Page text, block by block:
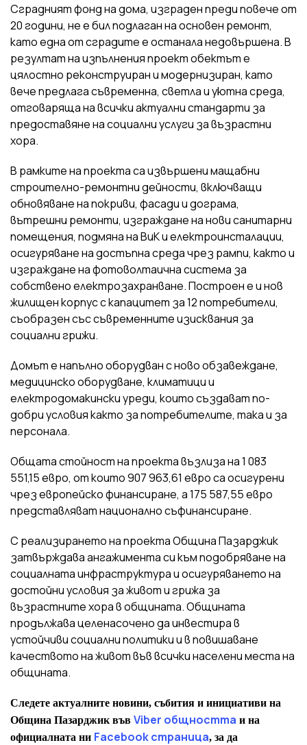
Сградният фонд на дома, изграден преди повече от
20 години, не е бил подлаган на основен ремонт,
като една от сградите е останала недовършена. В
резултат на изпълнения проект обектът е
цялостно реконструиран и модернизиран, като
вече предлага съвременна, светла и уютна среда,
отговаряща на всички актуални стандарти за
предоставяне на социални услуги за възрастни
хора.
В рамките на проекта са извършени мащабни
строително-ремонтни дейности, включващи
обновяване на покриви, фасади и дограма,
вътрешни ремонти, изграждане на нови санитарни
помещения, подмяна на ВиК и електроинсталации,
осигуряване на достъпна среда чрез рампи, както и
изграждане на фотоволтаична система за
собствено електрозахранване. Построен е и нов
жилищен корпус с капацитет за 12 потребители,
съобразен със съвременните изисквания за
социални грижи.
Домът е напълно оборудван с ново обзавеждане,
медицинско оборудване, климатици и
електродомакински уреди, които създават по-
добри условия както за потребителите, така и за
персонала.
Общата стойност на проекта възлиза на 1 083
551,15 евро, от които 907 963,61 евро са осигурени
чрез европейско финансиране, а 175 587,55 евро
представляват национално съфинансиране.
С реализирането на проекта Община Пазарджик
затвърждава ангажимента си към подобряване на
социалната инфраструктура и осигуряването на
достойни условия за живот и грижа за
възрастните хора в общината. Общината
продължава целенасочено да инвестира в
устойчиви социални политики и в повишаване
качеството на живот във всички населени места на
общината.
Следете актуалните новини, събития и инициативи на
Община Пазарджик във Viber общността и на
официалната ни Facebook страница, за да